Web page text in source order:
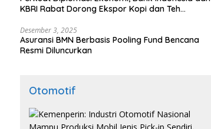
KBRI Rabat Dorong Ekspor Kopi dan Teh
Desember 3, 2025
Asuransi BMN Berbasis Pooling Fund Bencana
Resmi Diluncurkan
Otomotif